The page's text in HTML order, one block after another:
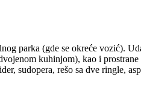
parka (gde se okreće vozić).
kuhinjom), kao i
sudopera, rešo sa dve ringle,